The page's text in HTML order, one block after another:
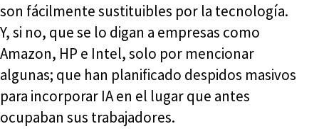
son fácilmente sustituibles por la tecnología.
Y, si no, que se lo digan a empresas como
Amazon, HP e Intel, solo por mencionar
algunas; que han planificado despidos masivos
para incorporar IA en el lugar que antes
ocupaban sus trabajadores.